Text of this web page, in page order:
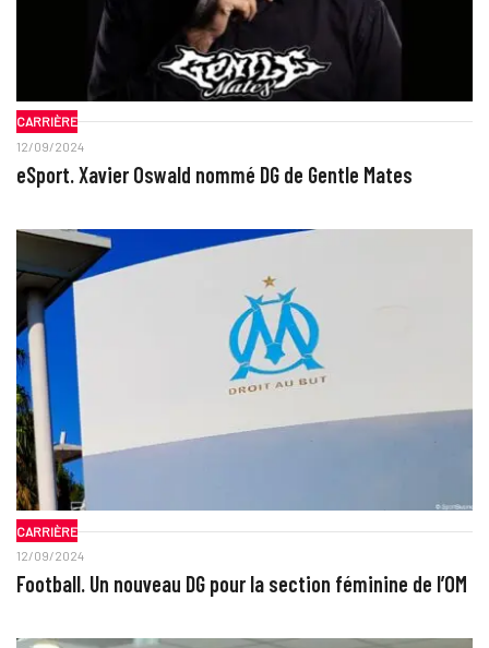
CARRIÈRE
12/09/2024
eSport. Xavier Oswald nommé DG de Gentle Mates
CARRIÈRE
12/09/2024
Football. Un nouveau DG pour la section féminine de l’OM